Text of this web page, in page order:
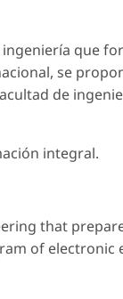
que
se
de
integral.
that
of electronic